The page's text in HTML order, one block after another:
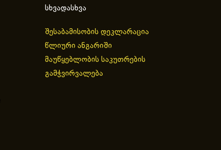
სხვადასხვა
შესაბამისობის დეკლარაცია
წლიური ანგარიში
მაუწყებლობის საკუთრების
გამჭვირვალება